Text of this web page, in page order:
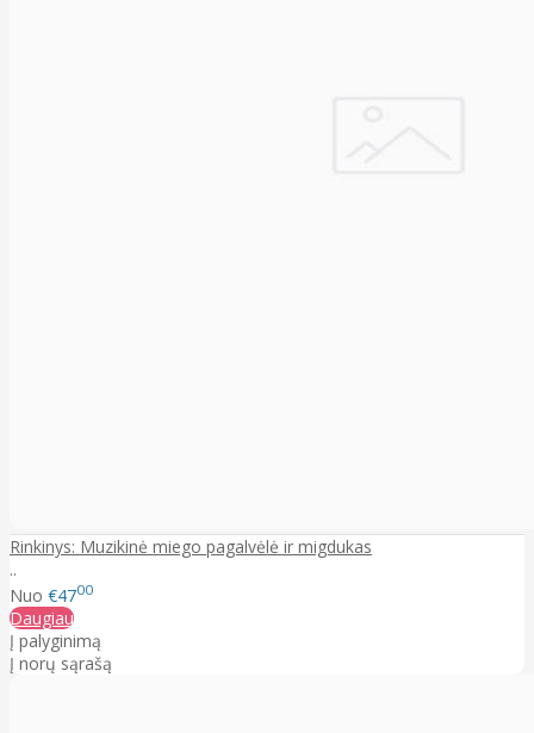
Rinkinys: Muzikinė miego pagalvėlė ir migdukas
..
Nuo €4700
Daugiau
Į palyginimą
Į norų sąrašą